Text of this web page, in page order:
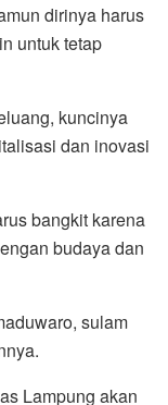
dirinya harus
untuk tetap
kuncinya
dan inovasi
bangkit karena
budaya dan
sulam
Lampung akan